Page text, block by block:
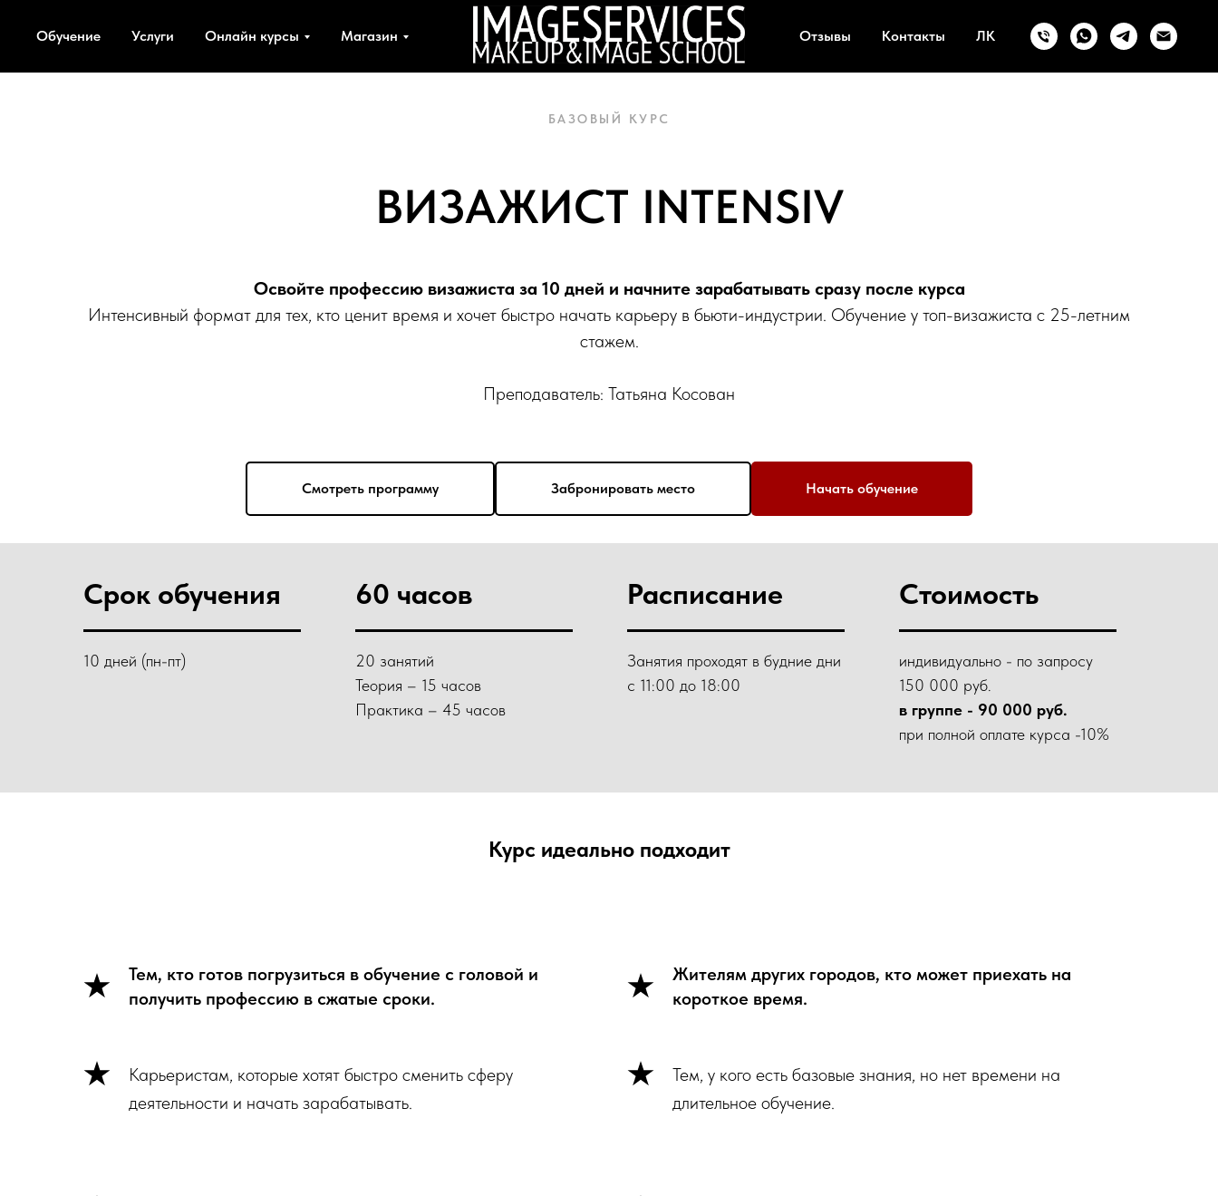
Обучение Услуги Онлайн курсы Магазин Отзывы Контакты ЛК
БАЗОВЫЙ КУРС
ВИЗАЖИСТ INTENSIV
Освойте профессию визажиста за 10 дней и начните зарабатывать сразу после курса
Интенсивный формат для тех, кто ценит время и хочет быстро начать карьеру в бьюти-индустрии. Обучение у топ-визажиста с 25-летним
стажем.
Преподаватель: Татьяна Косован
Cмотреть программу Забронировать место Начать обучение
Срок обучения
10 дней (пн-пт)
60 часов
20 занятий
Теория – 15 часов
Практика – 45 часов
Расписание
Занятия проходят в будние дни
с 11:00 до 18:00
Стоимость
индивидуально - по запросу
150 000 руб.
в группе - 90 000 руб.
при полной оплате курса -10%
Курс идеально подходит
Тем, кто готов погрузиться в обучение с головой и
получить профессию в сжатые сроки.
Жителям других городов, кто может приехать на
короткое время.
Карьеристам, которые хотят быстро сменить сферу
деятельности и начать зарабатывать.
Тем, у кого есть базовые знания, но нет времени на
длительное обучение.